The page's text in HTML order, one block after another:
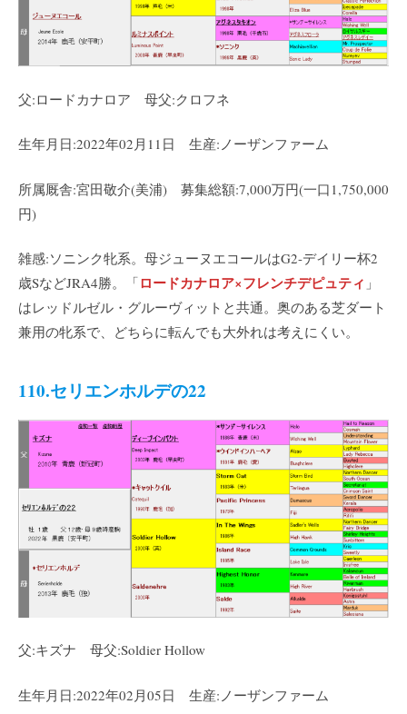
父:ロードカナロア 母父:クロフネ
生年月日:2022年02月11日 生産:ノーザンファーム
所属厩舎:宮田敬介(美浦) 募集総額:7,000万円(一口1,750,000
円)
雑感:ソニンク牝系。母ジューヌエコールはG2-デイリー杯2
歳SなどJRA4勝。「ロードカナロア×フレンチデピュティ 」
はレッドルゼル・グルーヴィットと共通。奥のある芝ダート
兼用の牝系で、どちらに転んでも大外れは考えにくい。
110.セリエンホルデの22
父:キズナ 母父:Soldier Hollow
生年月日:2022年02月05日 生産:ノーザンファーム